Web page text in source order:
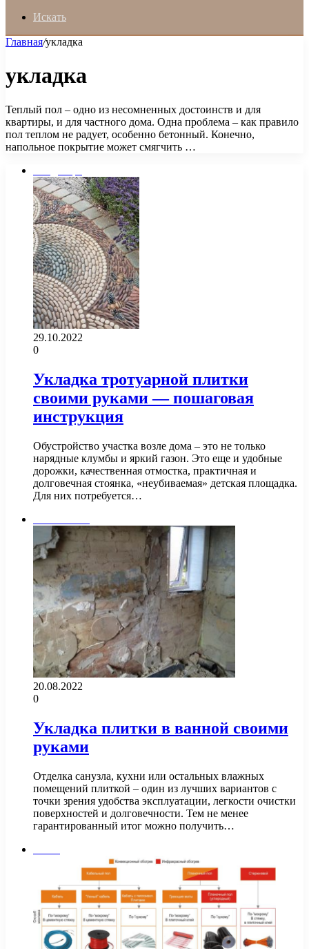
Искать
Главная/укладка
укладка
Теплый пол – одно из несомненных достоинств и для
квартиры, и для частного дома. Одна проблема – как правило
пол теплом не радует, особенно бетонный. Конечно,
напольное покрытие может смягчить …
29.10.2022
0
Укладка тротуарной плитки
своими руками — пошаговая
инструкция
Обустройство участка возле дома – это не только
нарядные клумбы и яркий газон. Это еще и удобные
дорожки, качественная отмостка, практичная и
долговечная стоянка, «неубиваемая» детская площадка.
Для них потребуется…
20.08.2022
0
Укладка плитки в ванной своими
руками
Отделка санузла, кухни или остальных влажных
помещений плиткой – один из лучших вариантов с
точки зрения удобства эксплуатации, легкости очистки
поверхностей и долговечности. Тем не менее
гарантированный итог можно получить…